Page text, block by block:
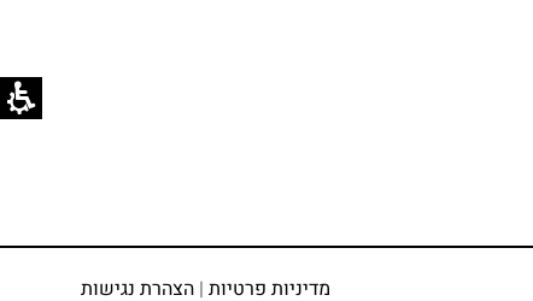
מדיניות פרטיות| הצהרת נגישות